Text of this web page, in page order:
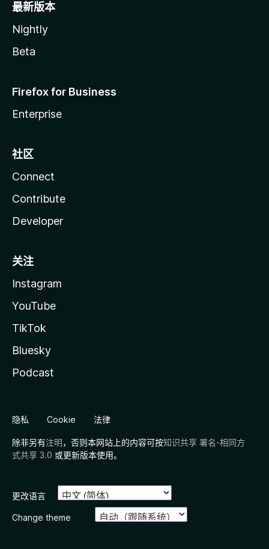
最新版本
Nightly
Beta
Firefox for Business
Enterprise
社区
Connect
Contribute
Developer
关注
Instagram
YouTube
TikTok
Bluesky
Podcast
隐私 Cookie 法律
除非另有注明，否则本网站上的内容可按知识共享 署名-相同方
式共享 3.0 或更新版本使用。
更改语言
Change theme